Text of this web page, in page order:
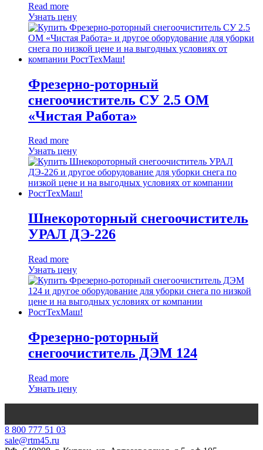
Read more
Узнать цену
Фрезерно-роторный
снегоочиститель СУ 2.5 ОМ
«Чистая Работа»
Read more
Узнать цену
Шнекороторный снегоочиститель
УРАЛ ДЭ-226
Read more
Узнать цену
Фрезерно-роторный
снегоочиститель ДЭМ 124
Read more
Узнать цену
‎8 800 777 51 03
sale@rtm45.ru